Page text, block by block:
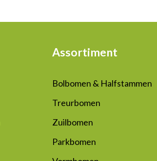
Assortiment
Bolbomen & Halfstammen
Treurbomen
Zuilbomen
Parkbomen